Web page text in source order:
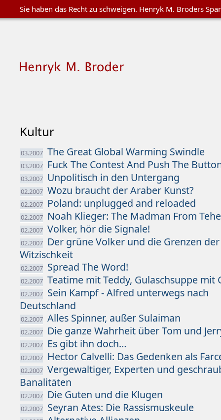
Sie haben das Recht zu schweigen. Henryk M. Broders
Kultur
03.2007 The Great Global Warming Swindle
03.2007 Fuck The Contest And Push The
03.2007 Unpolitisch in den Untergang
02.2007 Wozu braucht der Araber Kunst?
02.2007 Poland: unplugged and reloaded
02.2007 Noah Klieger: The Madman From
02.2007 Volker, hör die Signale!
02.2007
Der grüne Volker und die Grenzen der
Witzischkeit
02.2007 Spread The Word!
02.2007 Teatime mit Teddy, Gulaschsuppe mit
02.2007 Sein Kampf - Alfred unterwegs nach
Deutschland
02.2007 Alles Spinner, außer Sulaiman
02.2007 Die ganze Wahrheit über Tom und
02.2007 Es gibt ihn doch…
02.2007 Hector Calvelli: Das Gedenken als
02.2007 Vergewaltiger, Experten und
Banalitäten
02.2007 Die Guten und die Klugen
02.2007 Seyran Ates: Die Rassismuskeule